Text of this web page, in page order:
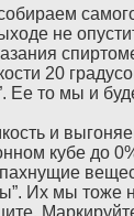
не
20
Ее то мы и
и
кубе до
Их мы тоже